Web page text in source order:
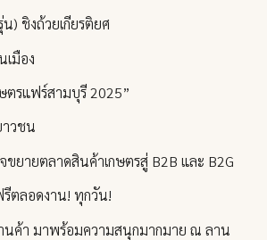
) ชิงถ้วยเกียรติยศ
มือง
ตรแฟร์สามบุรี 2025”
าวชน
จขยายตลาดสินค้าเกษตรสู่ B2B และ B2G
ตลอดงาน! ทุกวัน!
ค้า มาพร้อมความสนุกมากมาย ณ ลาน